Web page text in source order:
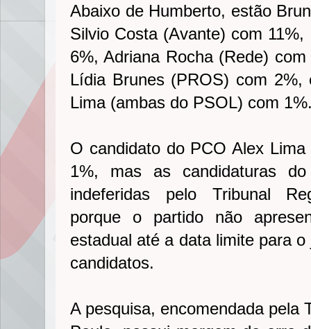
Abaixo de Humberto, estão
Silvio Costa (Avante) com
6%, Adriana Rocha (Rede)
Lídia Brunes (PROS) com
Lima (ambas do PSOL) com
O candidato do PCO Alex
1%, mas as candidaturas
indeferidas pelo Tribunal
porque o partido não
estadual até a data limite para
candidatos.
A pesquisa, encomendada pela